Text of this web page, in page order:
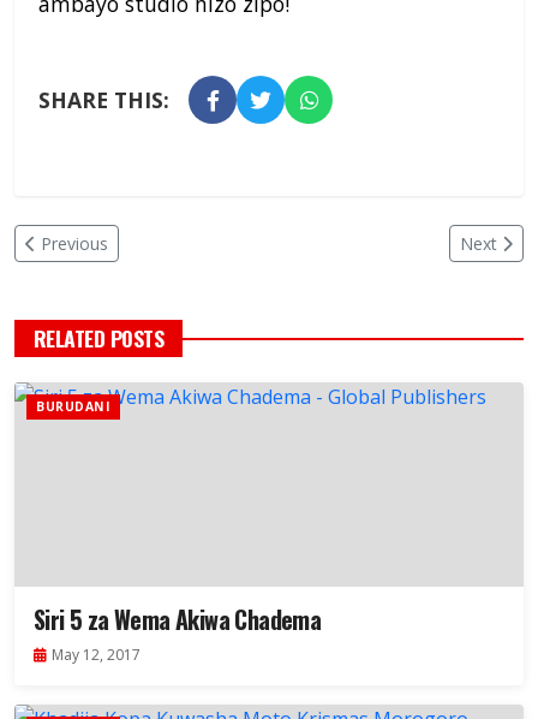
SHARE THIS:
Previous Next
RELATED POSTS
BURUDANI
Siri 5 za Wema Akiwa Chadema
May 12, 2017